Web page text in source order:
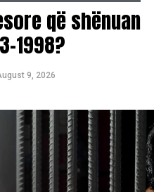
që shënuan
1998?
9, 2026